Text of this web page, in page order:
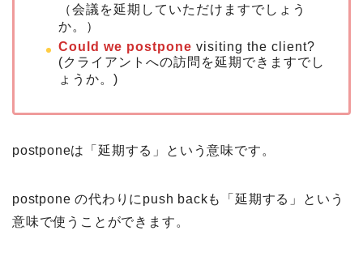
（会議を延期していただけますでしょう
か。）
Could we postpone visiting the client?
(クライアントへの訪問を延期できますでし
ょうか。)
postponeは「延期する」という意味です。
postpone の代わりにpush backも「延期する」という
意味で使うことができます。